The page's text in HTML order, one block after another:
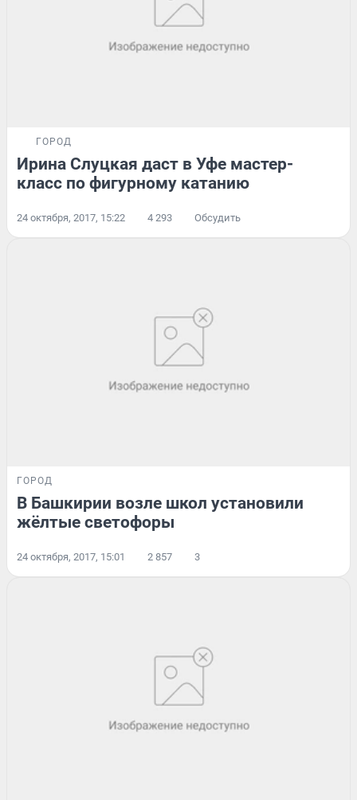
ГОРОД
Ирина Слуцкая даст в Уфе мастер-
класс по фигурному катанию
24 октября, 2017, 15:22 4 293 Обсудить
ГОРОД
В Башкирии возле школ установили
жёлтые светофоры
24 октября, 2017, 15:01 2 857 3